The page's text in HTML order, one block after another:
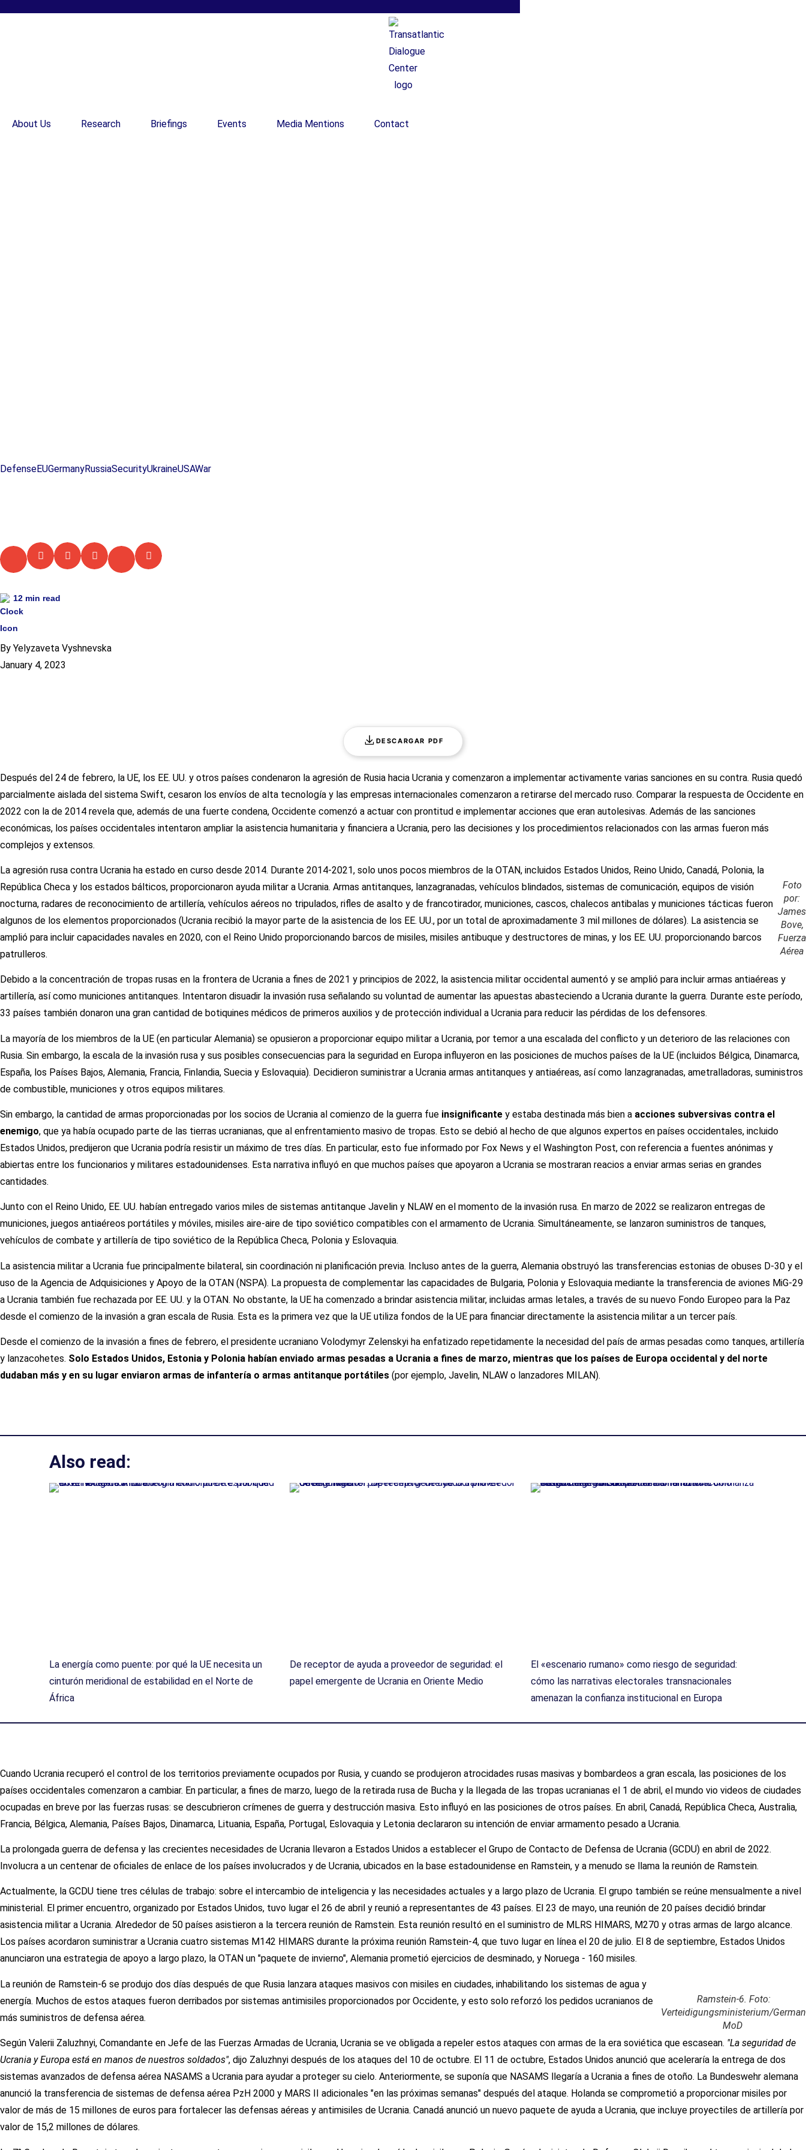
About Us Research Briefings Events Media Mentions Contact
DefenseEUGermanyRussiaSecurityUkraineUSAWar
12 min read
By Yelyzaveta Vyshnevska
January 4, 2023
DESCARGAR PDF
Después del 24 de febrero, la UE, los EE. UU. y otros países condenaron la agresión de Rusia hacia Ucrania y comenzaron a implementar activamente varias sanciones en su contra. Rusia quedó
parcialmente aislada del sistema Swift, cesaron los envíos de alta tecnología y las empresas internacionales comenzaron a retirarse del mercado ruso. Comparar la respuesta de Occidente en
2022 con la de 2014 revela que, además de una fuerte condena, Occidente comenzó a actuar con prontitud e implementar acciones que eran autolesivas. Además de las sanciones
económicas, los países occidentales intentaron ampliar la asistencia humanitaria y financiera a Ucrania, pero las decisiones y los procedimientos relacionados con las armas fueron más
complejos y extensos.
Foto
por:
James
Bove,
Fuerza
Aérea
La agresión rusa contra Ucrania ha estado en curso desde 2014. Durante 2014-2021, solo unos pocos miembros de la OTAN, incluidos Estados Unidos, Reino Unido, Canadá, Polonia, la
República Checa y los estados bálticos, proporcionaron ayuda militar a Ucrania. Armas antitanques, lanzagranadas, vehículos blindados, sistemas de comunicación, equipos de visión
nocturna, radares de reconocimiento de artillería, vehículos aéreos no tripulados, rifles de asalto y de francotirador, municiones, cascos, chalecos antibalas y municiones tácticas fueron
algunos de los elementos proporcionados (Ucrania recibió la mayor parte de la asistencia de los EE. UU., por un total de aproximadamente 3 mil millones de dólares). La asistencia se
amplió para incluir capacidades navales en 2020, con el Reino Unido proporcionando barcos de misiles, misiles antibuque y destructores de minas, y los EE. UU. proporcionando barcos
patrulleros.
Debido a la concentración de tropas rusas en la frontera de Ucrania a fines de 2021 y principios de 2022, la asistencia militar occidental aumentó y se amplió para incluir armas antiaéreas y
artillería, así como municiones antitanques. Intentaron disuadir la invasión rusa señalando su voluntad de aumentar las apuestas abasteciendo a Ucrania durante la guerra. Durante este período,
33 países también donaron una gran cantidad de botiquines médicos de primeros auxilios y de protección individual a Ucrania para reducir las pérdidas de los defensores.
La mayoría de los miembros de la UE (en particular Alemania) se opusieron a proporcionar equipo militar a Ucrania, por temor a una escalada del conflicto y un deterioro de las relaciones con
Rusia. Sin embargo, la escala de la invasión rusa y sus posibles consecuencias para la seguridad en Europa influyeron en las posiciones de muchos países de la UE (incluidos Bélgica, Dinamarca,
España, los Países Bajos, Alemania, Francia, Finlandia, Suecia y Eslovaquia). Decidieron suministrar a Ucrania armas antitanques y antiaéreas, así como lanzagranadas, ametralladoras, suministros
de combustible, municiones y otros equipos militares.
Sin embargo, la cantidad de armas proporcionadas por los socios de Ucrania al comienzo de la guerra fue insignificante y estaba destinada más bien a acciones subversivas contra el
enemigo, que ya había ocupado parte de las tierras ucranianas, que al enfrentamiento masivo de tropas. Esto se debió al hecho de que algunos expertos en países occidentales, incluido
Estados Unidos, predijeron que Ucrania podría resistir un máximo de tres días. En particular, esto fue informado por Fox News y el Washington Post, con referencia a fuentes anónimas y
abiertas entre los funcionarios y militares estadounidenses. Esta narrativa influyó en que muchos países que apoyaron a Ucrania se mostraran reacios a enviar armas serias en grandes
cantidades.
Junto con el Reino Unido, EE. UU. habían entregado varios miles de sistemas antitanque Javelin y NLAW en el momento de la invasión rusa. En marzo de 2022 se realizaron entregas de
municiones, juegos antiaéreos portátiles y móviles, misiles aire-aire de tipo soviético compatibles con el armamento de Ucrania. Simultáneamente, se lanzaron suministros de tanques,
vehículos de combate y artillería de tipo soviético de la República Checa, Polonia y Eslovaquia.
La asistencia militar a Ucrania fue principalmente bilateral, sin coordinación ni planificación previa. Incluso antes de la guerra, Alemania obstruyó las transferencias estonias de obuses D-30 y el
uso de la Agencia de Adquisiciones y Apoyo de la OTAN (NSPA). La propuesta de complementar las capacidades de Bulgaria, Polonia y Eslovaquia mediante la transferencia de aviones MiG-29
a Ucrania también fue rechazada por EE. UU. y la OTAN. No obstante, la UE ha comenzado a brindar asistencia militar, incluidas armas letales, a través de su nuevo Fondo Europeo para la Paz
desde el comienzo de la invasión a gran escala de Rusia. Esta es la primera vez que la UE utiliza fondos de la UE para financiar directamente la asistencia militar a un tercer país.
Desde el comienzo de la invasión a fines de febrero, el presidente ucraniano Volodymyr Zelenskyi ha enfatizado repetidamente la necesidad del país de armas pesadas como tanques, artillería
y lanzacohetes. Solo Estados Unidos, Estonia y Polonia habían enviado armas pesadas a Ucrania a fines de marzo, mientras que los países de Europa occidental y del norte
dudaban más y en su lugar enviaron armas de infantería o armas antitanque portátiles (por ejemplo, Javelin, NLAW o lanzadores MILAN).
Also read:
La energía como puente: por qué la UE necesita un
cinturón meridional de estabilidad en el Norte de
África
De receptor de ayuda a proveedor de seguridad: el
papel emergente de Ucrania en Oriente Medio
El «escenario rumano» como riesgo de seguridad:
cómo las narrativas electorales transnacionales
amenazan la confianza institucional en Europa
Cuando Ucrania recuperó el control de los territorios previamente ocupados por Rusia, y cuando se produjeron atrocidades rusas masivas y bombardeos a gran escala, las posiciones de los
países occidentales comenzaron a cambiar. En particular, a fines de marzo, luego de la retirada rusa de Bucha y la llegada de las tropas ucranianas el 1 de abril, el mundo vio videos de ciudades
ocupadas en breve por las fuerzas rusas: se descubrieron crímenes de guerra y destrucción masiva. Esto influyó en las posiciones de otros países. En abril, Canadá, República Checa, Australia,
Francia, Bélgica, Alemania, Países Bajos, Dinamarca, Lituania, España, Portugal, Eslovaquia y Letonia declararon su intención de enviar armamento pesado a Ucrania.
La prolongada guerra de defensa y las crecientes necesidades de Ucrania llevaron a Estados Unidos a establecer el Grupo de Contacto de Defensa de Ucrania (GCDU) en abril de 2022.
Involucra a un centenar de oficiales de enlace de los países involucrados y de Ucrania, ubicados en la base estadounidense en Ramstein, y a menudo se llama la reunión de Ramstein.
Actualmente, la GCDU tiene tres células de trabajo: sobre el intercambio de inteligencia y las necesidades actuales y a largo plazo de Ucrania. El grupo también se reúne mensualmente a nivel
ministerial. El primer encuentro, organizado por Estados Unidos, tuvo lugar el 26 de abril y reunió a representantes de 43 países. El 23 de mayo, una reunión de 20 países decidió brindar
asistencia militar a Ucrania. Alrededor de 50 países asistieron a la tercera reunión de Ramstein. Esta reunión resultó en el suministro de MLRS HIMARS, M270 y otras armas de largo alcance.
Los países acordaron suministrar a Ucrania cuatro sistemas M142 HIMARS durante la próxima reunión Ramstein-4, que tuvo lugar en línea el 20 de julio. El 8 de septiembre, Estados Unidos
anunciaron una estrategia de apoyo a largo plazo, la OTAN un "paquete de invierno", Alemania prometió ejercicios de desminado, y Noruega - 160 misiles.
Ramstein-6. Foto:
Verteidigungsministerium/German
MoD
La reunión de Ramstein-6 se produjo dos días después de que Rusia lanzara ataques masivos con misiles en ciudades, inhabilitando los sistemas de agua y
energía. Muchos de estos ataques fueron derribados por sistemas antimisiles proporcionados por Occidente, y esto solo reforzó los pedidos ucranianos de
más suministros de defensa aérea.
Según Valerii Zaluzhnyi, Comandante en Jefe de las Fuerzas Armadas de Ucrania, Ucrania se ve obligada a repeler estos ataques con armas de la era soviética que escasean. "La seguridad de
Ucrania y Europa está en manos de nuestros soldados", dijo Zaluzhnyi después de los ataques del 10 de octubre. El 11 de octubre, Estados Unidos anunció que aceleraría la entrega de dos
sistemas avanzados de defensa aérea NASAMS a Ucrania para ayudar a proteger su cielo. Anteriormente, se suponía que NASAMS llegaría a Ucrania a fines de otoño. La Bundeswehr alemana
anunció la transferencia de sistemas de defensa aérea PzH 2000 y MARS II adicionales "en las próximas semanas" después del ataque. Holanda se comprometió a proporcionar misiles por
valor de más de 15 millones de euros para fortalecer las defensas aéreas y antimisiles de Ucrania. Canadá anunció un nuevo paquete de ayuda a Ucrania, que incluye proyectiles de artillería por
valor de 15,2 millones de dólares.